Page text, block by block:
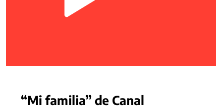
“Mi familia” de Canal